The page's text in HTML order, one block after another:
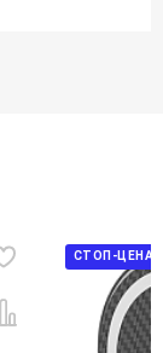
СТОП-ЦЕНА